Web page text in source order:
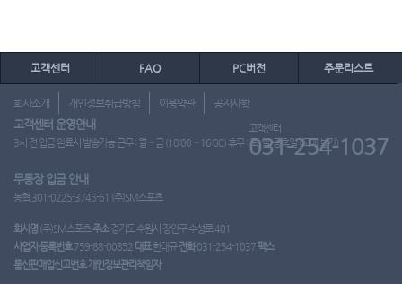
고객센터 FAQ PC버전 주문리스트
회사소개 개인정보취급방침 이용약관 공지사항
고객센터 운영안내
3시 전 입금 완료시 발송가능 근무 : 월 ~ 금 (10:00 ~ 16:00) 휴무 : 토, 일, 공휴일 (도매 불가)
고객센터
031-254-1037
무통장 입금 안내
농협 301-0225-3745-61 (주)SM스포츠
회사명 (주)SM스포츠주소경기도 수원시 장안구 수성로 401
사업자 등록번호759-88-00852 대표한대규 전화031-254-1037팩스
통신판매업신고번호 개인정보관리책임자